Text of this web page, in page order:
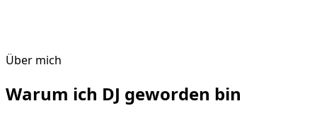
Über mich
Warum ich DJ geworden bin